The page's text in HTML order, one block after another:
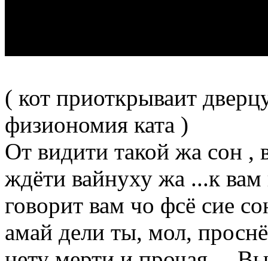
( кот приоткрываит
физиономия ката )
От видити такой жа сон ,
ждёти вайнуху жа ...к
говорит вам чо фсё сие
амай дели ты, мол,